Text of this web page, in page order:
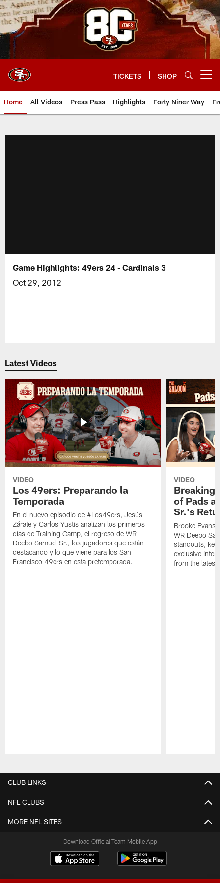
Skip
to
main
content
TICKETS SHOP
Home All Videos Press Pass Highlights Forty Niner Way
Game Highlights: 49ers 24 - Cardinals 3
Oct 29, 2012
Latest Videos
VIDEO
Los 49ers: Preparando la
Temporada
En el nuevo episodio de #Los49ers, Jesús
Zárate y Carlos Yustis analizan los primeros
días de Training Camp, el regreso de WR
Deebo Samuel Sr., los jugadores que están
destacando y lo que viene para los San
Francisco 49ers en esta pretemporada.
VIDEO
Breaking
of Pads
Sr.'s
Brooke Evans
WR Deebo
standouts,
exclusive
from the latest
CLUB LINKS
NFL CLUBS
MORE NFL SITES
Download Official Team Mobile App